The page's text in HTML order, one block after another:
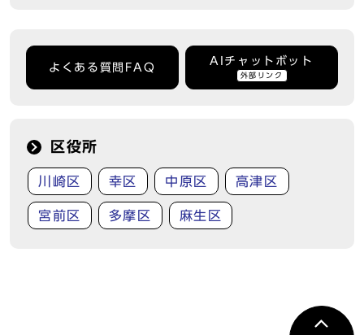
よくある質問FAQ
AIチャットボット
外部リンク
区役所
川崎区 幸区 中原区 高津区
宮前区 多摩区 麻生区